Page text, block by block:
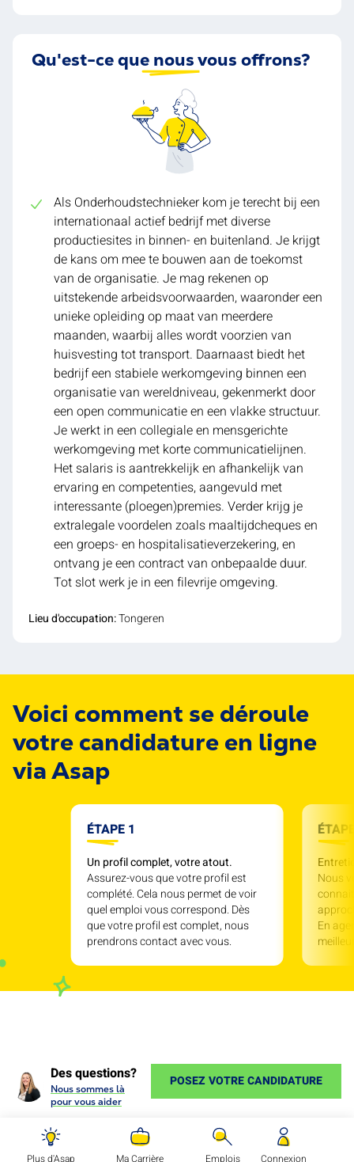
Qu'est-ce que nous vous offrons?
Als Onderhoudstechnieker kom je terecht bij een
internationaal actief bedrijf met diverse
productiesites in binnen- en buitenland. Je krijgt
de kans om mee te bouwen aan de toekomst
van de organisatie. Je mag rekenen op
uitstekende arbeidsvoorwaarden, waaronder een
unieke opleiding op maat van meerdere
maanden, waarbij alles wordt voorzien van
huisvesting tot transport. Daarnaast biedt het
bedrijf een stabiele werkomgeving binnen een
organisatie van wereldniveau, gekenmerkt door
een open communicatie en een vlakke structuur.
Je werkt in een collegiale en mensgerichte
werkomgeving met korte communicatielijnen.
Het salaris is aantrekkelijk en afhankelijk van
ervaring en competenties, aangevuld met
interessante (ploegen)premies. Verder krijg je
extralegale voordelen zoals maaltijdcheques en
een groeps- en hospitalisatieverzekering, en
ontvang je een contract van onbepaalde duur.
Tot slot werk je in een filevrije omgeving.
Lieu d'occupation:Tongeren
Voici comment se déroule
votre candidature en ligne
via Asap
ÉTAPE 1
Un profil complet, votre atout.
Assurez-vous que votre profil est
complété. Cela nous permet de voir
quel emploi vous correspond. Dès
que votre profil est complet, nous
prendrons contact avec vous.
Nous
En
Des questions?
Nous sommes là
pour vous aider
POSEZ VOTRE CANDIDATURE
Plus d'Asap Ma Carrière Emplois Connexion